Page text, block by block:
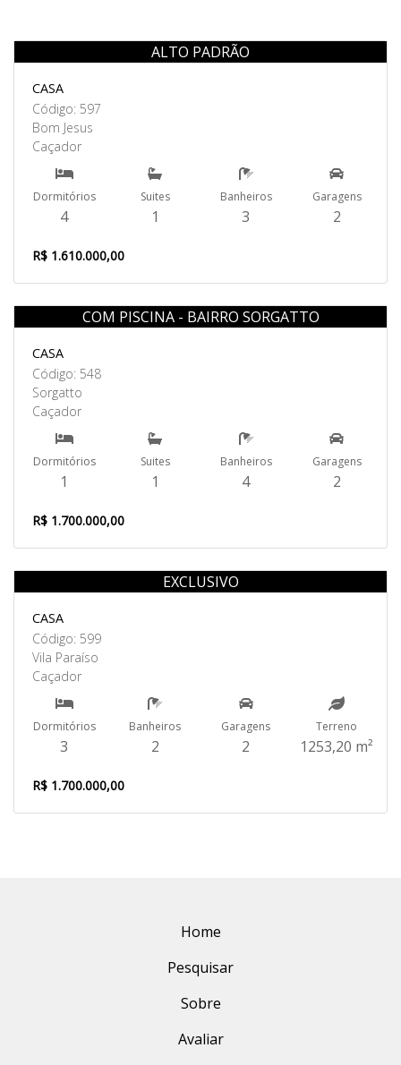
Venda
ALTO PADRÃO
CASA
Código: 597
Bom Jesus
Caçador
Dormitórios
4
Suites
1
Banheiros
3
Garagens
2
R$ 1.610.000,00
Venda
COM PISCINA - BAIRRO SORGATTO
CASA
Código: 548
Sorgatto
Caçador
Dormitórios
1
Suites
1
Banheiros
4
Garagens
2
R$ 1.700.000,00
Venda
EXCLUSIVO
CASA
Código: 599
Vila Paraíso
Caçador
Dormitórios
3
Banheiros
2
Garagens
2
Terreno
1253,20 m²
R$ 1.700.000,00
Home
Pesquisar
Sobre
Avaliar